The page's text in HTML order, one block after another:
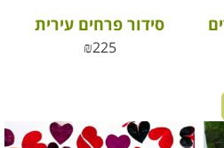
סידור פרחים עירית
₪225